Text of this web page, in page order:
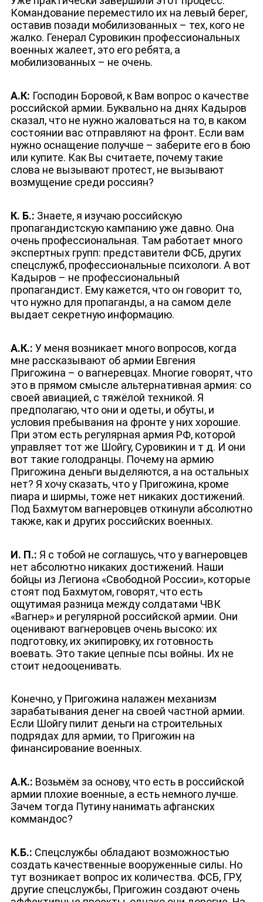
ЮТУБ-КАНАЛ
Командование переместило их на левый берег,
оставив позади мобилизованных – тех, кого не
жалко. Генерал Суровикин профессиональных
военных жалеет, это его ребята, а
мобилизованных – не очень.
А.К: Господин Боровой, к Вам вопрос о качестве
российской армии. Буквально на днях Кадыров
сказал, что не нужно жаловаться на то, в каком
состоянии вас отправляют на фронт. Если вам
нужно оснащение получше – заберите его в бою
или купите. Как Вы считаете, почему такие
слова не вызывают протест, не вызывают
возмущение среди россиян?
К. Б.: Знаете, я изучаю российскую
пропагандистскую кампанию уже давно. Она
очень профессиональная. Там работает много
экспертных групп: представители ФСБ, других
спецслужб, профессиональные психологи. А вот
Кадыров – не профессиональный
пропагандист. Ему кажется, что он говорит то,
что нужно для пропаганды, а на самом деле
выдает секретную информацию.
А.К.: У меня возникает много вопросов, когда
мне рассказывают об армии Евгения
Пригожина – о вагнеревцах. Многие говорят, что
это в прямом смысле альтернативная армия: со
своей авиацией, с тяжёлой техникой. Я
предполагаю, что они и одеты, и обуты, и
условия пребывания на фронте у них хорошие.
При этом есть регулярная армия РФ, которой
управляет тот же Шойгу, Суровикин и т д. И они
вот такие голодранцы. Почему на армию
Пригожина деньги выделяются, а на остальных
нет? Я хочу сказать, что у Пригожина, кроме
пиара и ширмы, тоже нет никаких достижений.
Под Бахмутом вагнеровцев откинули абсолютно
также, как и других российских военных.
И. П.: Я с тобой не соглашусь, что у вагнеровцев
нет абсолютно никаких достижений. Наши
бойцы из Легиона «Свободной России», которые
стоят под Бахмутом, говорят, что есть
ощутимая разница между солдатами ЧВК
«Вагнер» и регулярной российской армии. Они
оценивают вагнеровцев очень высоко: их
подготовку, их экипировку, их готовность
воевать. Это такие цепные псы войны. Их не
стоит недооценивать.
Конечно, у Пригожина налажен механизм
зарабатывания денег на своей частной армии.
Если Шойгу пилит деньги на строительных
подрядах для армии, то Пригожин на
финансирование военных.
А.К.: Возьмём за основу, что есть в российской
армии плохие военные, а есть немного лучше.
Зачем тогда Путину нанимать афганских
коммандос?
К.Б.: Спецслужбы обладают возможностью
создать качественные вооруженные силы. Но
тут возникает вопрос их количества. ФСБ, ГРУ,
другие спецслужбы, Пригожин создают очень